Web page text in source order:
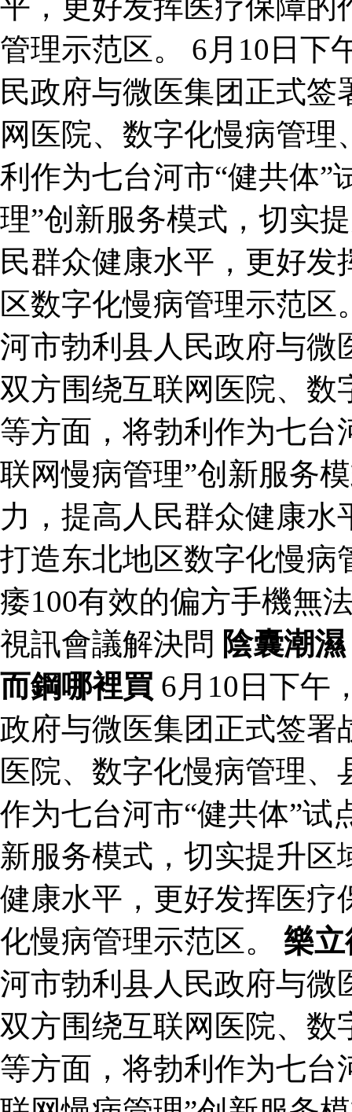
管理示范区。 6月10日下
民政府与微医集团正式
网医院、数字化慢病管
利作为七台河市“健共体”
理”创新服务模式，切实
民群众健康水平，更好
区数字化慢病管理示范区
河市勃利县人民政府与微
双方围绕互联网医院、数
等方面，将勃利作为七台
联网慢病管理”创新服务
力，提高人民群众健康
打造东北地区数字化慢
痿100有效的偏方手機無
視訊會議解決問 陰囊潮濕
而鋼哪裡買 6月10日下午
政府与微医集团正式签署
医院、数字化慢病管理
作为七台河市“健共体”试
新服务模式，切实提升
健康水平，更好发挥医疗
化慢病管理示范区。 樂立
河市勃利县人民政府与微
双方围绕互联网医院、数
等方面，将勃利作为七台